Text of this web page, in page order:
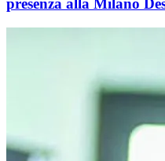
presenza alla Milano